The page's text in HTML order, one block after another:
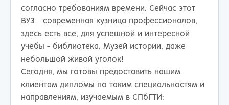
согласно требованиям времени. Сейчас этот
ВУЗ - современная кузница профессионалов,
здесь есть все, для успешной и интересной
учебы - библиотека, Музей истории, даже
небольшой живой уголок!
Сегодня, мы готовы предоставить нашим
клиентам дипломы по таким специальностям и
направлениям, изучаемым в СПбГТИ: